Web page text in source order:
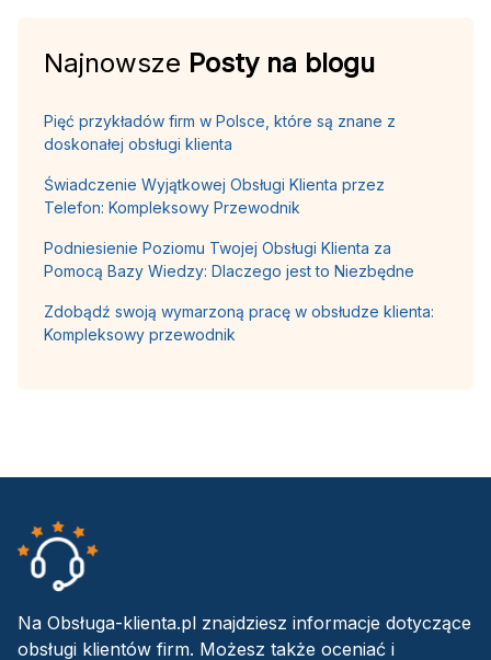
Najnowsze Posty na blogu
Pięć przykładów firm w Polsce, które są znane z
doskonałej obsługi klienta
Świadczenie Wyjątkowej Obsługi Klienta przez
Telefon: Kompleksowy Przewodnik
Podniesienie Poziomu Twojej Obsługi Klienta za
Pomocą Bazy Wiedzy: Dlaczego jest to Niezbędne
Zdobądź swoją wymarzoną pracę w obsłudze klienta:
Kompleksowy przewodnik
Na Obsługa-klienta.pl znajdziesz informacje dotyczące
obsługi klientów firm. Możesz także oceniać i